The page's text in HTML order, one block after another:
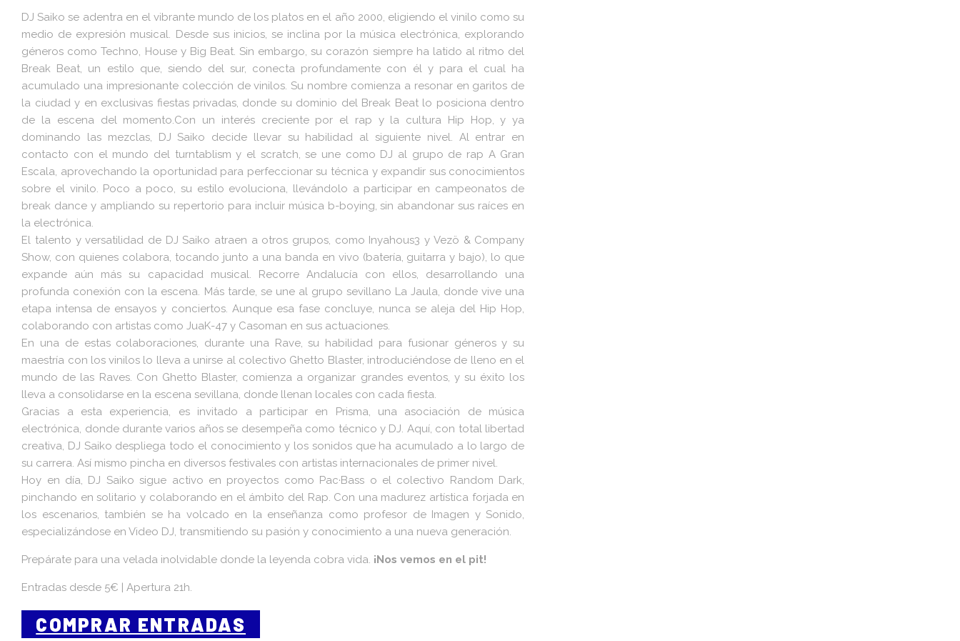
DJ Saiko se adentra en el vibrante mundo de los platos en el año 2000, eligiendo el vinilo como su
medio de expresión musical. Desde sus inicios, se inclina por la música electrónica, explorando
géneros como Techno, House y Big Beat. Sin embargo, su corazón siempre ha latido al ritmo del
Break Beat, un estilo que, siendo del sur, conecta profundamente con él y para el cual ha
acumulado una impresionante colección de vinilos. Su nombre comienza a resonar en garitos de
la ciudad y en exclusivas fiestas privadas, donde su dominio del Break Beat lo posiciona dentro
de la escena del momento.Con un interés creciente por el rap y la cultura Hip Hop, y ya
dominando las mezclas, DJ Saiko decide llevar su habilidad al siguiente nivel. Al entrar en
contacto con el mundo del turntablism y el scratch, se une como DJ al grupo de rap A Gran
Escala, aprovechando la oportunidad para perfeccionar su técnica y expandir sus conocimientos
sobre el vinilo. Poco a poco, su estilo evoluciona, llevándolo a participar en campeonatos de
break dance y ampliando su repertorio para incluir música b-boying, sin abandonar sus raíces en
la electrónica.
El talento y versatilidad de DJ Saiko atraen a otros grupos, como Inyahous3 y Vezö & Company
Show, con quienes colabora, tocando junto a una banda en vivo (batería, guitarra y bajo), lo que
expande aún más su capacidad musical. Recorre Andalucía con ellos, desarrollando una
profunda conexión con la escena. Más tarde, se une al grupo sevillano La Jaula, donde vive una
etapa intensa de ensayos y conciertos. Aunque esa fase concluye, nunca se aleja del Hip Hop,
colaborando con artistas como JuaK-47 y Casoman en sus actuaciones.
En una de estas colaboraciones, durante una Rave, su habilidad para fusionar géneros y su
maestría con los vinilos lo lleva a unirse al colectivo Ghetto Blaster, introduciéndose de lleno en el
mundo de las Raves. Con Ghetto Blaster, comienza a organizar grandes eventos, y su éxito los
lleva a consolidarse en la escena sevillana, donde llenan locales con cada fiesta.
Gracias a esta experiencia, es invitado a participar en Prisma, una asociación de música
electrónica, donde durante varios años se desempeña como técnico y DJ. Aquí, con total libertad
creativa, DJ Saiko despliega todo el conocimiento y los sonidos que ha acumulado a lo largo de
su carrera. Así mismo pincha en diversos festivales con artistas internacionales de primer nivel.
Hoy en día, DJ Saiko sigue activo en proyectos como Pac·Bass o el colectivo Random Dark,
pinchando en solitario y colaborando en el ámbito del Rap. Con una madurez artística forjada en
los escenarios, también se ha volcado en la enseñanza como profesor de Imagen y Sonido,
especializándose en Video DJ, transmitiendo su pasión y conocimiento a una nueva generación.
Prepárate para una velada inolvidable donde la leyenda cobra vida. ¡Nos vemos en el pit!
Entradas desde 5€ | Apertura 21h.
COMPRAR ENTRADAS